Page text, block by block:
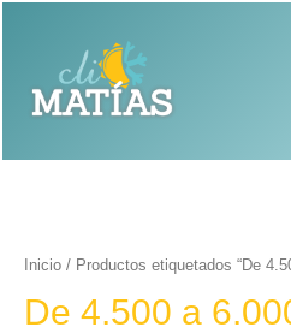
contenido
Inicio / Productos etiquetados “De
De 4.500 a